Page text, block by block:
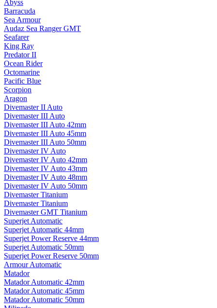
Abyss
Barracuda
Sea Armour
Audaz Sea Ranger GMT
Seafarer
King Ray
Predator II
Ocean Rider
Octomarine
Pacific Blue
Scorpion
Aragon
Divemaster II Auto
Divemaster III Auto
Divemaster III Auto 42mm
Divemaster III Auto 45mm
Divemaster III Auto 50mm
Divemaster IV Auto
Divemaster IV Auto 42mm
Divemaster IV Auto 43mm
Divemaster IV Auto 48mm
Divemaster IV Auto 50mm
Divemaster Titanium
Divemaster Titanium
Divemaster GMT Titanium
Superjet Automatic
Superjet Automatic 44mm
Superjet Power Reserve 44mm
Superjet Automatic 50mm
Superjet Power Reserve 50mm
Armour Automatic
Matador
Matador Automatic 42mm
Matador Automatic 45mm
Matador Automatic 50mm